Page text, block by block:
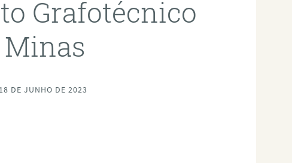
Grafotécnico
DE JUNHO DE 2023